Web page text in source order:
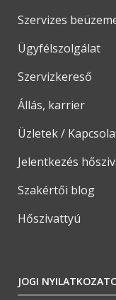
Szervizes
Ügyfélszolgálat
Szervizkereső
Állás, karrier
Üzletek /
Jelentkezés
Szakértői blog
Hőszivattyú
JOGI